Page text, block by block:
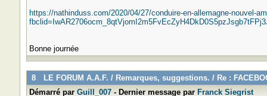
https://nathinduss.com/2020/04/27/conduire-en-allemagne-nouvel-
Bonne journée
8 LE FORUM A.A.F. / Remarques, suggestions. / Re :
Démarré par Guill_007- Dernier message par Franck Siegrist